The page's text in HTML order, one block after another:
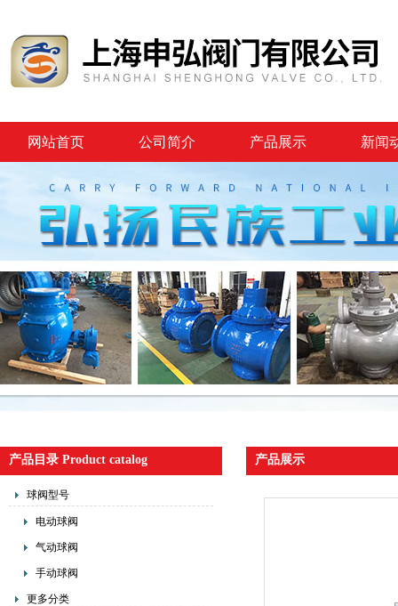
网站首页 公司简介 产品展示 新闻
产品目录 Product catalog
球阀型号
电动球阀
气动球阀
手动球阀
更多分类
产品展示